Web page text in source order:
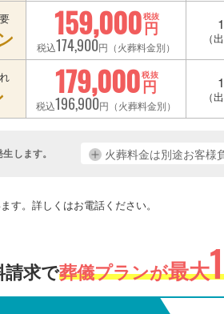
159,000円
税抜
税込174,900円（火葬料金別）
（
179,000円
税抜
税込196,900円（火葬料金別）
（
します。 火葬料金は別途お客様
す。詳しくはお電話ください。
請求で葬儀プランが最大